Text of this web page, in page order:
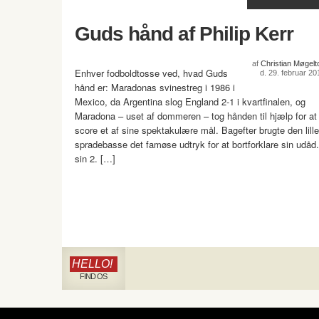
Guds hånd af Philip Kerr
af Christian
d. 29. februar
Enhver fodboldtosse ved, hvad Guds
hånd er: Maradonas svinestreg i 1986 i
Mexico, da Argentina slog England 2-1 i kvartfinalen, og
Maradona – uset af dommeren – tog hånden til hjælp for at
score et af sine spektakulære mål. Bagefter brugte den lille
spradebasse det famøse udtryk for at bortforklare sin
sin 2. […]
HELLO!
FIND OS